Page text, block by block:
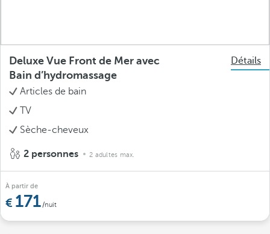
Deluxe Vue Front de Mer avec
Bain d’hydromassage
Détails
Articles de bain
TV
Sèche-cheveux
2 personnes 2 adultes max.
À partir de
171/nuit